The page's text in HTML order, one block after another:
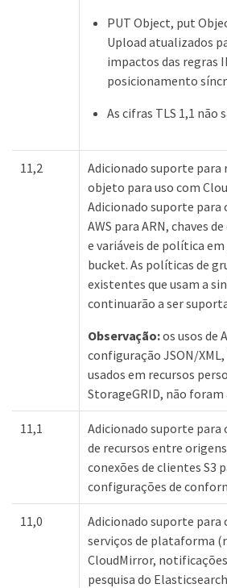
PUT Object, put
Upload atualizados
impactos das regras
posicionamento
As cifras TLS 1,1 não
11,2
Adicionado suporte para
objeto para uso com
Adicionado suporte para
AWS para ARN, chaves
e variáveis de política
bucket. As políticas de
existentes que usam a
continuarão a ser
Observação:os usos de
configuração JSON/
usados em recursos
StorageGRID, não
11,1
Adicionado suporte
de recursos entre
conexões de clientes S3
configurações de
11,0
Adicionado suporte para
serviços de plataforma
CloudMirror,
pesquisa do